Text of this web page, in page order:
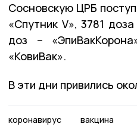
Сосновскую ЦРБ
«Спутник V», 3781
доз –
«КовиВак».
В эти дни привились
коронавирус вакцина